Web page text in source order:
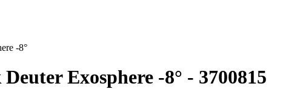
-8°
Exosphere -8° - 3700815